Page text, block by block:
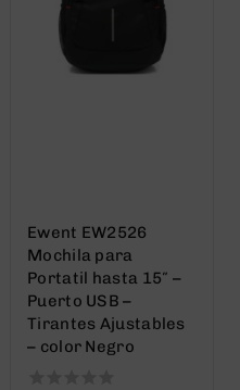
Ewent EW2526
Mochila para
Portatil hasta 15″ –
Puerto USB –
Tirantes Ajustables
– color Negro